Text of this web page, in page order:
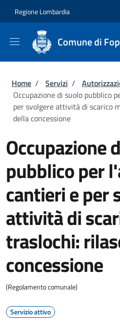
Regione Lombardia
Comune di
Briciole di pane
Home / Servizi /
Occupazione di suolo pubblico
per svolgere attività di scarico
della concessione
Occupazione
pubblico per
cantieri e per
attività di
traslochi:
concessione
(Regolamento comunale)
Servizio attivo